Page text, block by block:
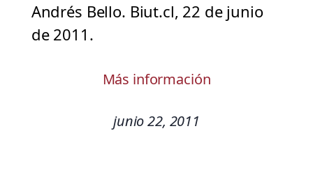
Andrés Bello. Biut.cl, 22 de junio
de 2011.
Más información
junio 22, 2011